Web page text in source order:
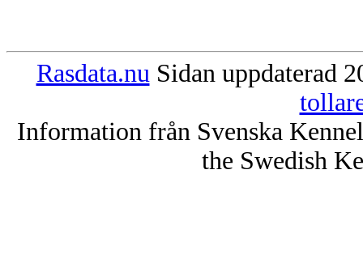
Rasdata.nu Sidan uppdaterad
Information från Svenska
the Swedish